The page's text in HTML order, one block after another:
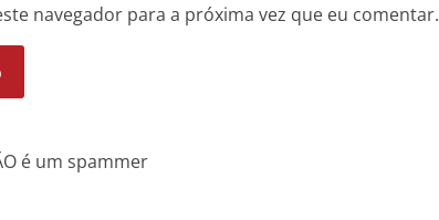
navegador para a próxima vez que eu comentar.
é um spammer